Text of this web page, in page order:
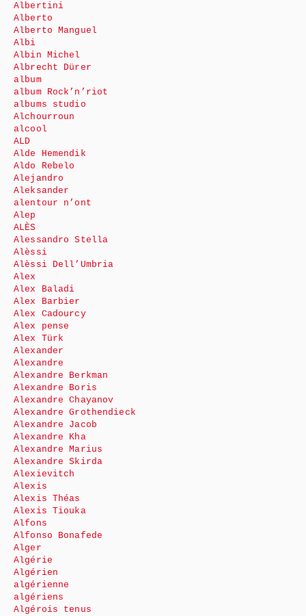
Albertini
Alberto
Alberto Manguel
Albi
Albin Michel
Albrecht Dürer
album
album Rock’n’riot
albums studio
Alchourroun
alcool
ALD
Alde Hemendik
Aldo Rebelo
Alejandro
Aleksander
alentour n’ont
Alep
ALÈS
Alessandro Stella
Alèssi
Alèssi Dell’Umbria
Alex
Alex Baladi
Alex Barbier
Alex Cadourcy
Alex pense
Alex Türk
Alexander
Alexandre
Alexandre Berkman
Alexandre Boris
Alexandre Chayanov
Alexandre Grothendieck
Alexandre Jacob
Alexandre Kha
Alexandre Marius
Alexandre Skirda
Alexievitch
Alexis
Alexis Théas
Alexis Tiouka
Alfons
Alfonso Bonafede
Alger
Algérie
Algérien
algérienne
algériens
Algérois tenus